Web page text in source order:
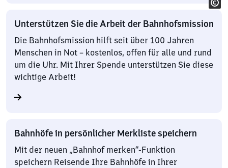
Unterstützen Sie die Arbeit der Bahnhofsmission
Die Bahnhofsmission hilft seit über 100 Jahren
Menschen in Not – kostenlos, offen für alle und rund
um die Uhr. Mit Ihrer Spende unterstützen Sie diese
wichtige Arbeit!
Bahnhöfe in persönlicher Merkliste speichern
Mit der neuen „Bahnhof merken“-Funktion
speichern Reisende Ihre Bahnhöfe in Ihrer